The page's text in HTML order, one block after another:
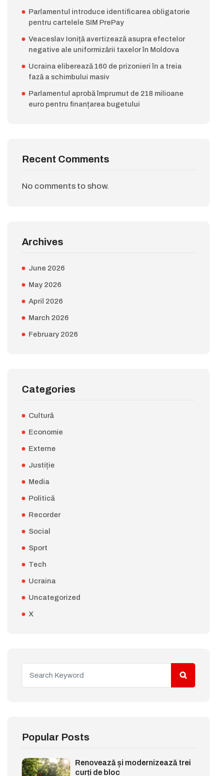
Parlamentul introduce identificarea obligatorie
pentru cartelele SIM PrePay
Veaceslav Ioniță avertizează asupra efectelor
negative ale uniformizării taxelor în Moldova
Ucraina eliberează 160 de prizonieri în a treia
fază a schimbului masiv
Parlamentul aprobă împrumut de 218 milioane
euro pentru finanțarea bugetului
Recent Comments
No comments to show.
Archives
June 2026
May 2026
April 2026
March 2026
February 2026
Categories
Cultură
Economie
Externe
Justiție
Media
Politică
Recorder
Social
Sport
Tech
Ucraina
Uncategorized
X
Popular Posts
Renovează și modernizează trei
curți de bloc